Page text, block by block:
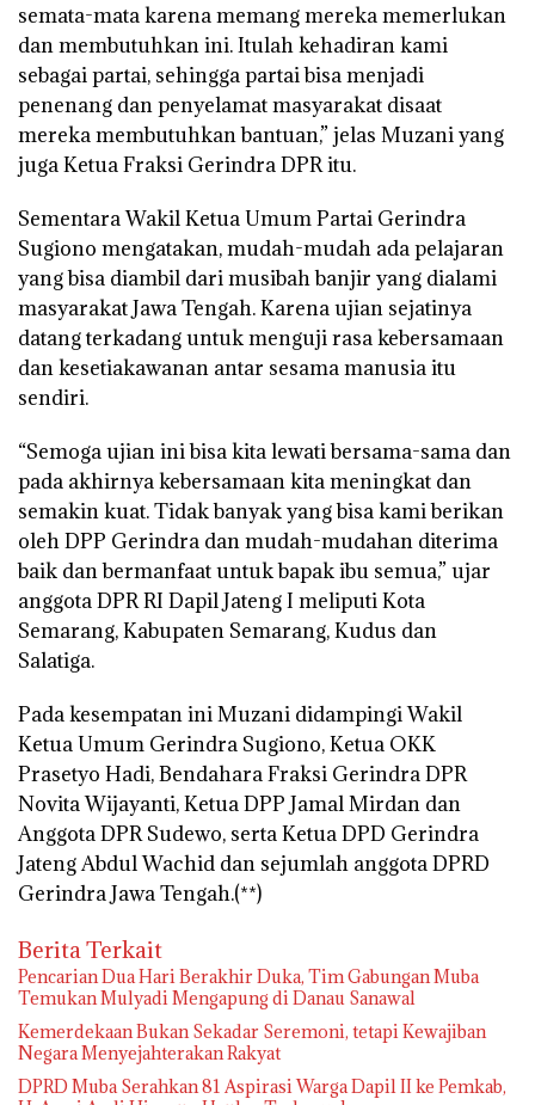
semata-mata karena memang mereka memerlukan
dan membutuhkan ini. Itulah kehadiran kami
sebagai partai, sehingga partai bisa menjadi
penenang dan penyelamat masyarakat disaat
mereka membutuhkan bantuan,” jelas Muzani yang
juga Ketua Fraksi Gerindra DPR itu.
Sementara Wakil Ketua Umum Partai Gerindra
Sugiono mengatakan, mudah-mudah ada pelajaran
yang bisa diambil dari musibah banjir yang dialami
masyarakat Jawa Tengah. Karena ujian sejatinya
datang terkadang untuk menguji rasa kebersamaan
dan kesetiakawanan antar sesama manusia itu
sendiri.
“Semoga ujian ini bisa kita lewati bersama-sama dan
pada akhirnya kebersamaan kita meningkat dan
semakin kuat. Tidak banyak yang bisa kami berikan
oleh DPP Gerindra dan mudah-mudahan diterima
baik dan bermanfaat untuk bapak ibu semua,” ujar
anggota DPR RI Dapil Jateng I meliputi Kota
Semarang, Kabupaten Semarang, Kudus dan
Salatiga.
Pada kesempatan ini Muzani didampingi Wakil
Ketua Umum Gerindra Sugiono, Ketua OKK
Prasetyo Hadi, Bendahara Fraksi Gerindra DPR
Novita Wijayanti, Ketua DPP Jamal Mirdan dan
Anggota DPR Sudewo, serta Ketua DPD Gerindra
Jateng Abdul Wachid dan sejumlah anggota DPRD
Gerindra Jawa Tengah.(**)
Berita Terkait
Pencarian Dua Hari Berakhir Duka, Tim Gabungan Muba
Temukan Mulyadi Mengapung di Danau Sanawal
Kemerdekaan Bukan Sekadar Seremoni, tetapi Kewajiban
Negara Menyejahterakan Rakyat
DPRD Muba Serahkan 81 Aspirasi Warga Dapil II ke Pemkab,